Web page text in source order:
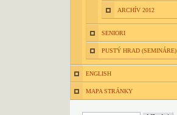
ARCHÍV 2012
SENIORI
PUSTÝ HRAD (SEMINÁRE)
ENGLISH
MAPA STRÁNKY